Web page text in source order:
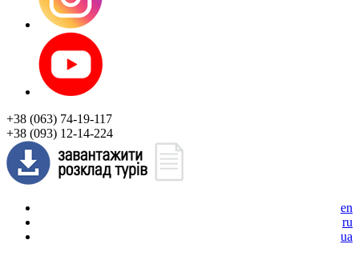
+38 (063) 74-19-117
+38 (093) 12-14-224
en
ru
ua